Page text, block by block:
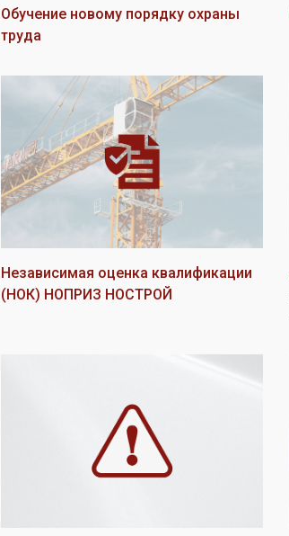
Обучение новому порядку охраны
труда
Независимая оценка квалификации
(НОК) НОПРИЗ НОСТРОЙ